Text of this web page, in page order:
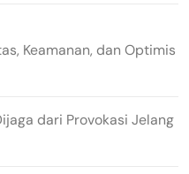
Keamanan, dan Optimis
dari Provokasi Jelang